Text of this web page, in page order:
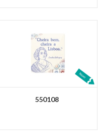
550108